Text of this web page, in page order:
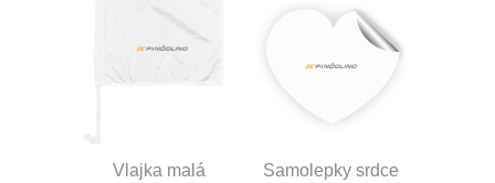
Vlajka malá Samolepky srdce